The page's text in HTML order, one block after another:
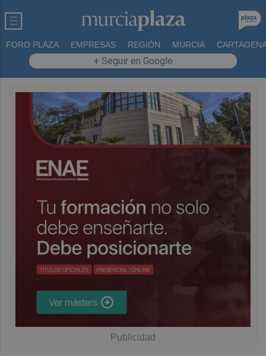
FORO PLAZA EMPRESAS REGIÓN MURCIA
+ Seguir en Google